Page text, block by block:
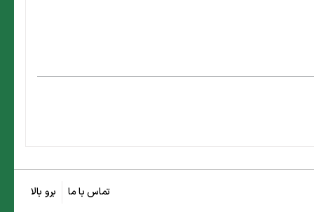
تماس با ما برو بالا